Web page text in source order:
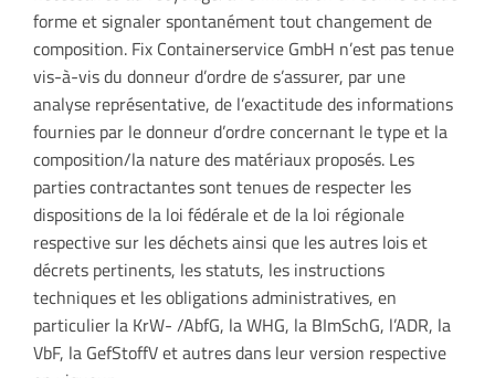
forme et signaler spontanément tout changement de
composition. Fix Containerservice GmbH n’est pas tenue
vis-à-vis du donneur d’ordre de s’assurer, par une
analyse représentative, de l’exactitude des informations
fournies par le donneur d’ordre concernant le type et la
composition/la nature des matériaux proposés. Les
parties contractantes sont tenues de respecter les
dispositions de la loi fédérale et de la loi régionale
respective sur les déchets ainsi que les autres lois et
décrets pertinents, les statuts, les instructions
techniques et les obligations administratives, en
particulier la KrW- /AbfG, la WHG, la BImSchG, l’ADR, la
VbF, la GefStoffV et autres dans leur version respective